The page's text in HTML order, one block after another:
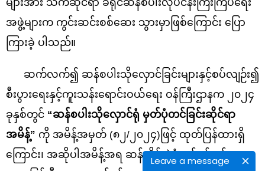
Leave a message
အဖွဲ့များက ကွင်းဆင်းစစ်ဆေး သွားမှာဖြစ်ကြောင်း ပြော
ကြားခဲ့ ပါသည်။
ဆက်လက်၍ ဆန်စပါးသိုလှောင်ခြင်းများနှင့်စပ်လျဉ်း၍
စီးပွားရေးနှင့်ကူးသန်းရောင်းဝယ်ရေး ဝန်ကြီးဌာနက ၂၀၂၄
ခုနှစ်တွင် “ဆန်စပါးသိုလှောင်ရုံ မှတ်ပုံတင်ခြင်းဆိုင်ရာ
အမိန့်” ကို အမိန့်အမှတ် (၈၂/၂၀၂၄)ဖြင့် ထုတ်ပြန်ထားရှိ
ကြောင်း၊ အဆိုပါအမိန့်အရ ဆန်ဆိုင်/ပွဲရုံလုပ်ငန်းရှင်များ